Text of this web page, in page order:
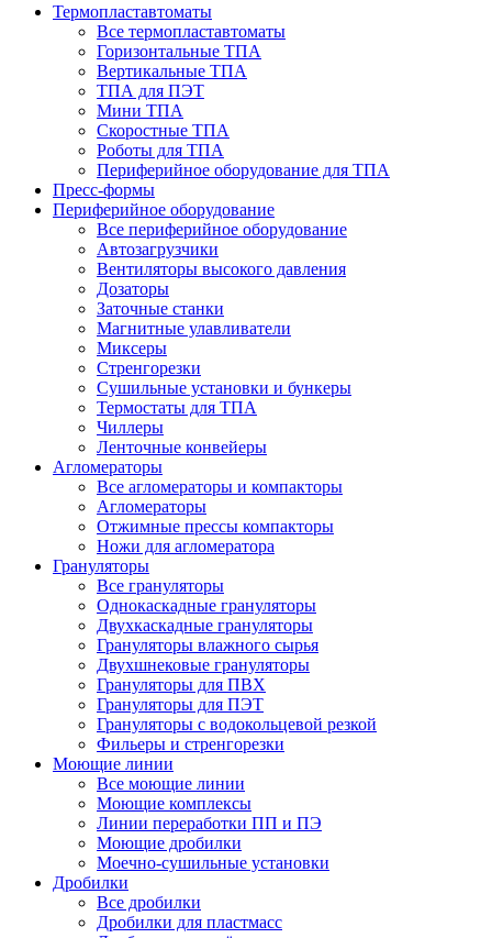
Термопластавтоматы
Все термопластавтоматы
Горизонтальные ТПА
Вертикальные ТПА
ТПА для ПЭТ
Мини ТПА
Скоростные ТПА
Роботы для ТПА
Периферийное оборудование для ТПА
Пресс-формы
Периферийное оборудование
Все периферийное оборудование
Автозагрузчики
Вентиляторы высокого давления
Дозаторы
Заточные станки
Магнитные улавливатели
Миксеры
Стренгорезки
Сушильные установки и бункеры
Термостаты для ТПА
Чиллеры
Ленточные конвейеры
Агломераторы
Все агломераторы и компакторы
Агломераторы
Отжимные прессы компакторы
Ножи для агломератора
Грануляторы
Все грануляторы
Однокаскадные грануляторы
Двухкаскадные грануляторы
Грануляторы влажного сырья
Двухшнековые грануляторы
Грануляторы для ПВХ
Грануляторы для ПЭТ
Грануляторы с водокольцевой резкой
Фильеры и стренгорезки
Моющие линии
Все моющие линии
Моющие комплексы
Линии переработки ПП и ПЭ
Моющие дробилки
Моечно-сушильные установки
Дробилки
Все дробилки
Дробилки для пластмасс